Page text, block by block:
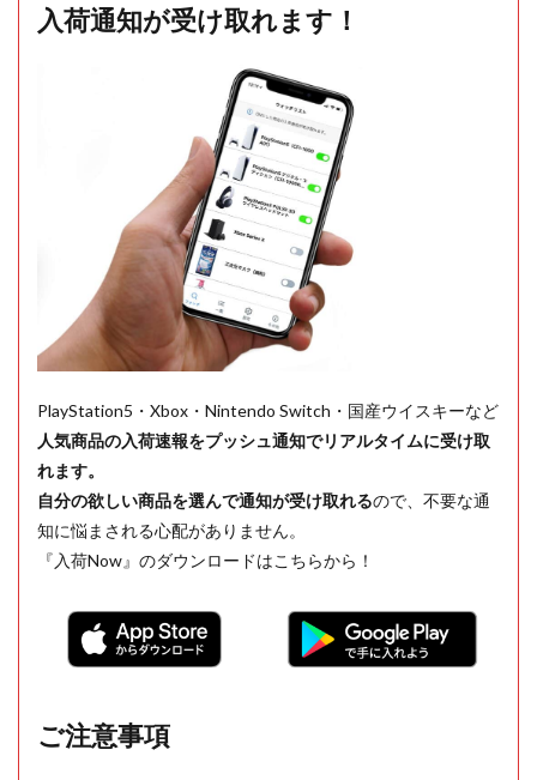
入荷通知が受け取れます！
PlayStation5・Xbox・Nintendo Switch・国産ウイスキーなど
人気商品の入荷速報をプッシュ通知でリアルタイムに受け取
れます。
自分の欲しい商品を選んで通知が受け取れるので、不要な通
知に悩まされる心配がありません。
『入荷Now』のダウンロードはこちらから！
ご注意事項